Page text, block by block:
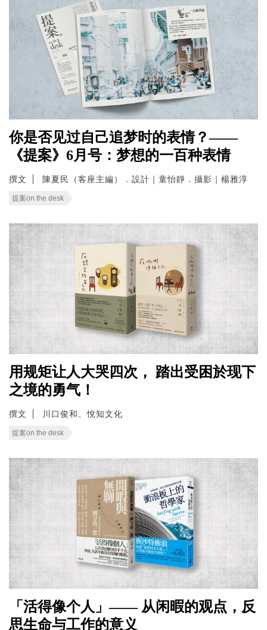
你是否见过自己追梦时的表情？——
《提案》6月号：梦想的一百种表情
撰文 陳夏民（客座主編）．設計｜童怡靜．攝影｜楊雅淳
提案on the desk
用规矩让人大哭四次， 踏出受困於现下
之境的勇气！
撰文 川口俊和、悅知文化
提案on the desk
「活得像个人」—— 从闲暇的观点，反
思生命与工作的意义